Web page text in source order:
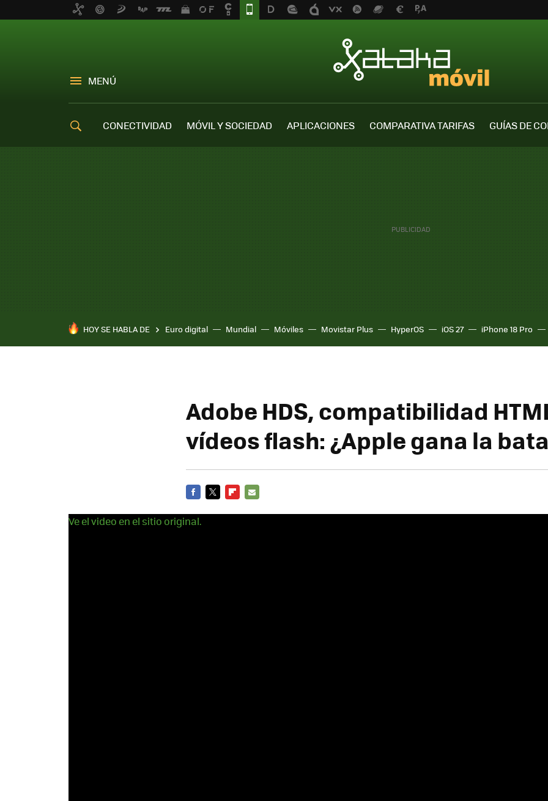
MENÚ
CONECTIVIDAD MÓVIL Y SOCIEDAD APLICACIONES COMPARATIVA TARIFAS
GUÍAS DE
HOY SE HABLA DE Euro digital Mundial Móviles Movistar Plus HyperOS iOS 27 iPhone 18 Pro
Adobe HDS, compatibilidad
vídeos flash: ¿Apple gana la
Ve el video en el sitio original.